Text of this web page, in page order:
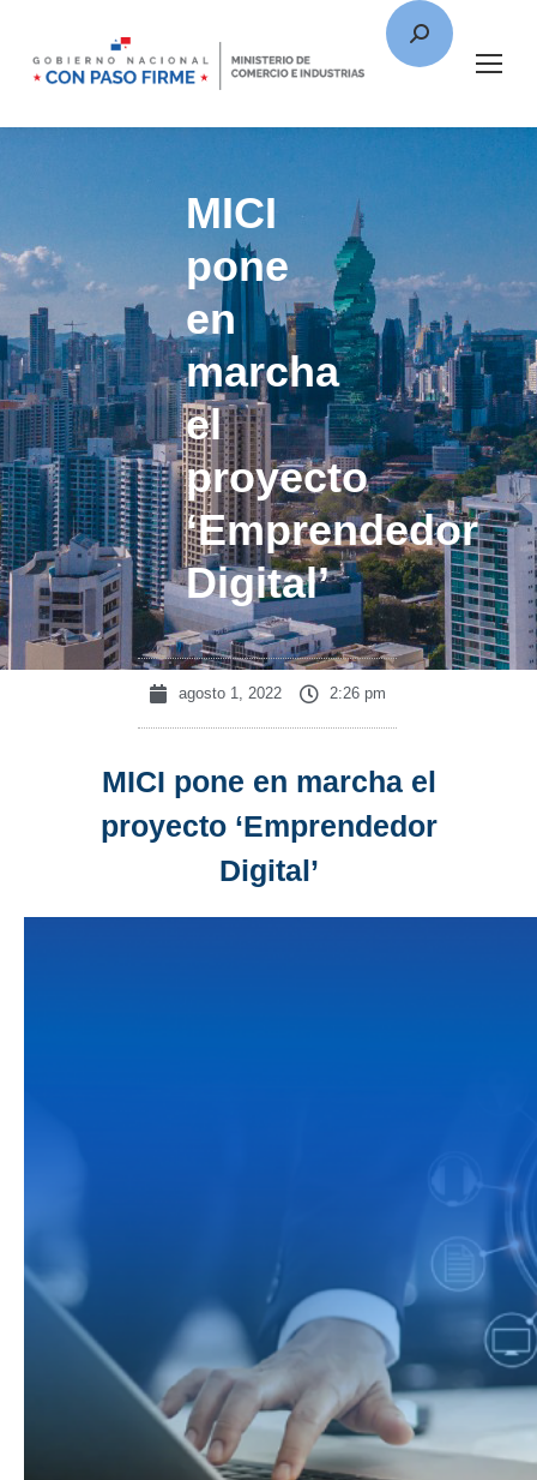
MICI
pone
en
marcha
el
proyecto
‘Emprendedor
Digital’
agosto 1, 2022 2:26 pm
MICI pone en marcha el
proyecto ‘Emprendedor
Digital’